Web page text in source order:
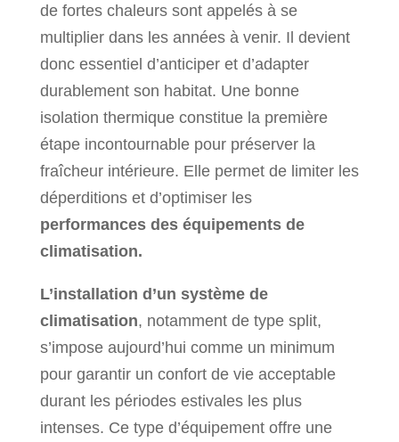
de fortes chaleurs sont appelés à se
multiplier dans les années à venir. Il devient
donc essentiel d’anticiper et d’adapter
durablement son habitat. Une bonne
isolation thermique constitue la première
étape incontournable pour préserver la
fraîcheur intérieure. Elle permet de limiter les
déperditions et d’optimiser les
performances des équipements de
climatisation.
L’installation d’un système de
climatisation, notamment de type split,
s’impose aujourd’hui comme un minimum
pour garantir un confort de vie acceptable
durant les périodes estivales les plus
intenses. Ce type d’équipement offre une